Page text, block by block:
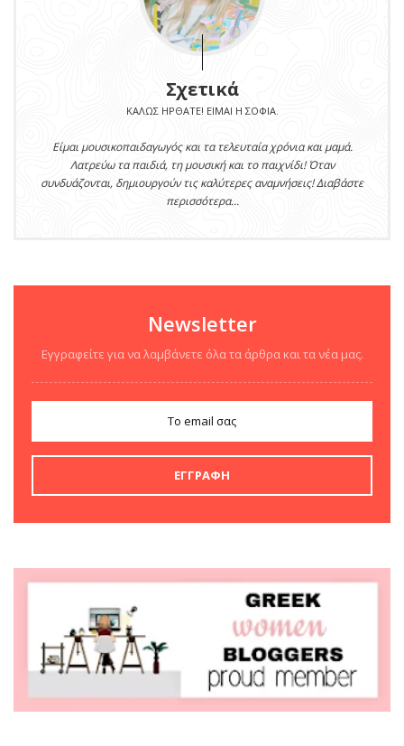
Σχετικά
ΚΑΛΏΣ ΉΡΘΑΤΕ! ΕΊΜΑΙ Η ΣΟΦΊΑ.
Είμαι μουσικοπαιδαγωγός και τα τελευταία χρόνια και μαμά.
Λατρεύω τα παιδιά, τη μουσική και το παιχνίδι! Όταν
συνδυάζονται, δημιουργούν τις καλύτερες αναμνήσεις! Διαβάστε
περισσότερα...
Newsletter
Εγγραφείτε για να λαμβάνετε όλα τα άρθρα και τα νέα μας.